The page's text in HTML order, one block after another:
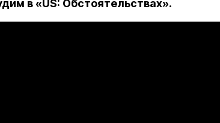
в «US: Обстоятельствах».